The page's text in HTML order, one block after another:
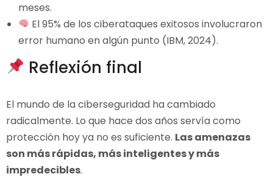
meses.
El 95% de los ciberataques exitosos involucraron
error humano en algún punto (IBM, 2024).
Reflexión final
El mundo de la ciberseguridad ha cambiado
radicalmente. Lo que hace dos años servía como
protección hoy ya no es suficiente. Las amenazas
son más rápidas, más inteligentes y más
impredecibles.